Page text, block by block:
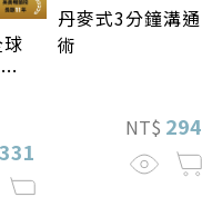
331
丹麥式3分鐘溝通
術
NT$ 294